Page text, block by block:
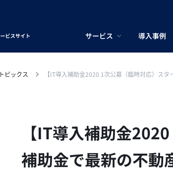
サービス 導入事例
トピックス 【IT導入補助金2020 1次公募（臨時対応）ス
【IT導入補助金
補助金で最新の不動